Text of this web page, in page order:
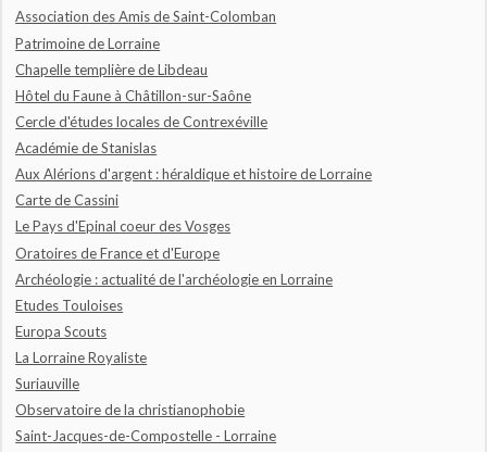
Association des Amis de Saint-Colomban
Patrimoine de Lorraine
Chapelle templière de Libdeau
Hôtel du Faune à Châtillon-sur-Saône
Cercle d'études locales de Contrexéville
Académie de Stanislas
Aux Alérions d'argent : héraldique et histoire de Lorraine
Carte de Cassini
Le Pays d'Epinal coeur des Vosges
Oratoires de France et d'Europe
Archéologie : actualité de l'archéologie en Lorraine
Etudes Touloises
Europa Scouts
La Lorraine Royaliste
Suriauville
Observatoire de la christianophobie
Saint-Jacques-de-Compostelle - Lorraine